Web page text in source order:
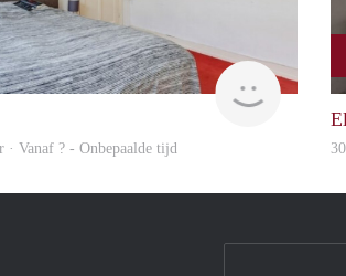
Woning
· Vanaf ? - Onbepaalde tijd